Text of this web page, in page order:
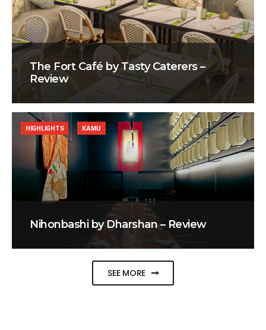
The Fort Café by Tasty Caterers –
Review
Nihonbashi by Dharshan – Review
HIGHLIGHTS KAMU
SEE MORE